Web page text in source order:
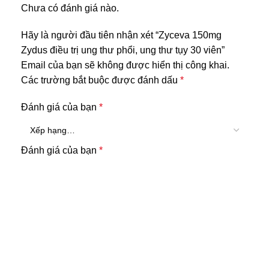
Chưa có đánh giá nào.
Hãy là người đầu tiên nhận xét “Zyceva 150mg
Zydus điều trị ung thư phổi, ung thư tụy 30 viên”
Email của bạn sẽ không được hiển thị công khai.
Các trường bắt buộc được đánh dấu *
Đánh giá của bạn *
Đánh giá của bạn *